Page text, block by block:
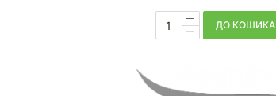
ДО КОШИКА